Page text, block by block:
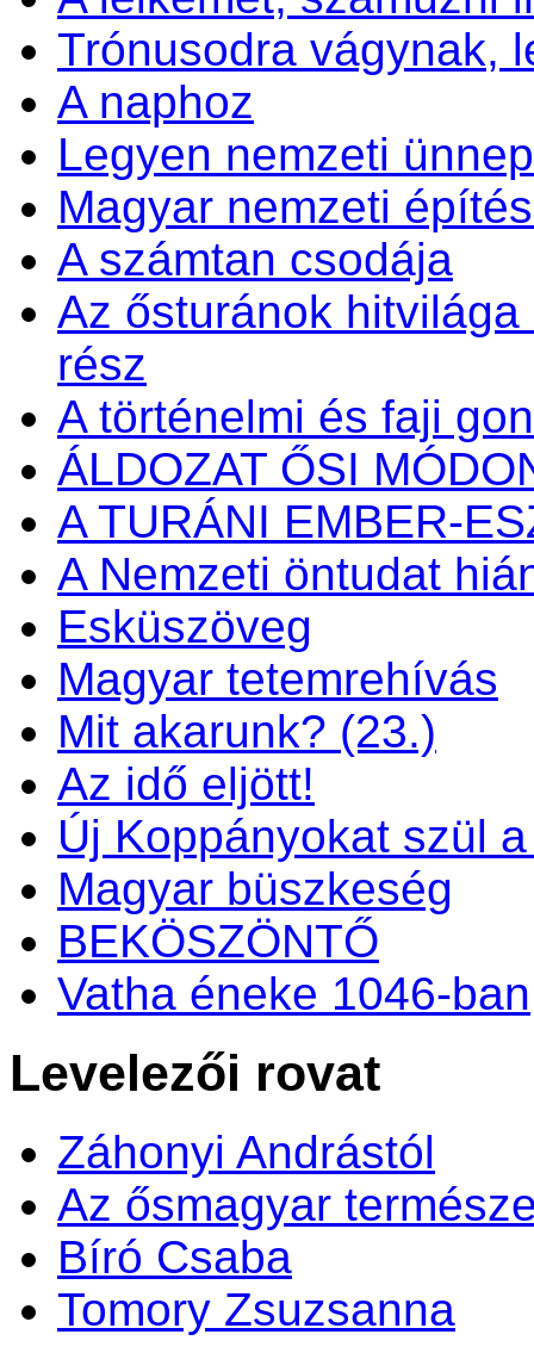
Trónusodra vágynak,
A naphoz
Legyen nemzeti
Magyar nemzeti
A számtan csodája
Az ősturánok
rész
A történelmi és faji
ÁLDOZAT ŐSI
A TURÁNI EMBER-
A Nemzeti öntudat
Esküszöveg
Magyar tetemrehívás
Mit akarunk? (23.)
Az idő eljött!
Új Koppányokat szül
Magyar büszkeség
BEKÖSZÖNTŐ
Vatha éneke 1046-ban
Levelezői rovat
Záhonyi Andrástól
Az ősmagyar
Bíró Csaba
Tomory Zsuzsanna